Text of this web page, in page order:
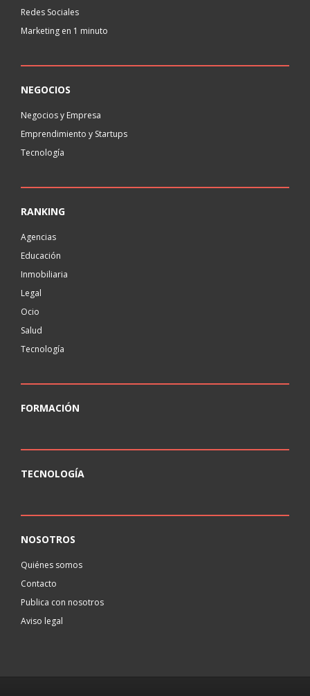
Redes Sociales
Marketing en 1 minuto
NEGOCIOS
Negocios y Empresa
Emprendimiento y Startups
Tecnología
RANKING
Agencias
Educación
Inmobiliaria
Legal
Ocio
Salud
Tecnología
FORMACIÓN
TECNOLOGÍA
NOSOTROS
Quiénes somos
Contacto
Publica con nosotros
Aviso legal